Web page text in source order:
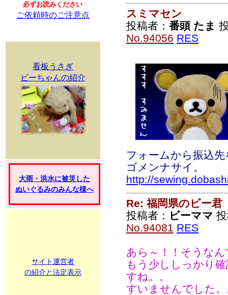
必ずお読みください
ご依頼時のご注意点
看板うさぎ
ビーちゃんの紹介
大雨・洪水に被災した
ぬいぐるみのみんな様へ
サイト運営者
の紹介と法定表示
スミマセン
投稿者： 番頭 たま
No.94056 RES
フォームから振込
ゴメンナサイ。
http://
Re: 福岡県のビー君
投稿者： ビーママ
No.94081 RES
あら～！！そうな
もう少ししっかり
すね。。
すいませんでした